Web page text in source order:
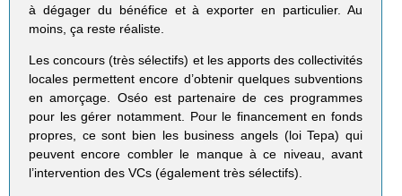
à dégager du bénéfice et à exporter en particulier. Au
moins, ça reste réaliste.
Les concours (très sélectifs) et les apports des collectivités
locales permettent encore d’obtenir quelques subventions
en amorçage. Oséo est partenaire de ces programmes
pour les gérer notamment. Pour le financement en fonds
propres, ce sont bien les business angels (loi Tepa) qui
peuvent encore combler le manque à ce niveau, avant
l’intervention des VCs (également très sélectifs).